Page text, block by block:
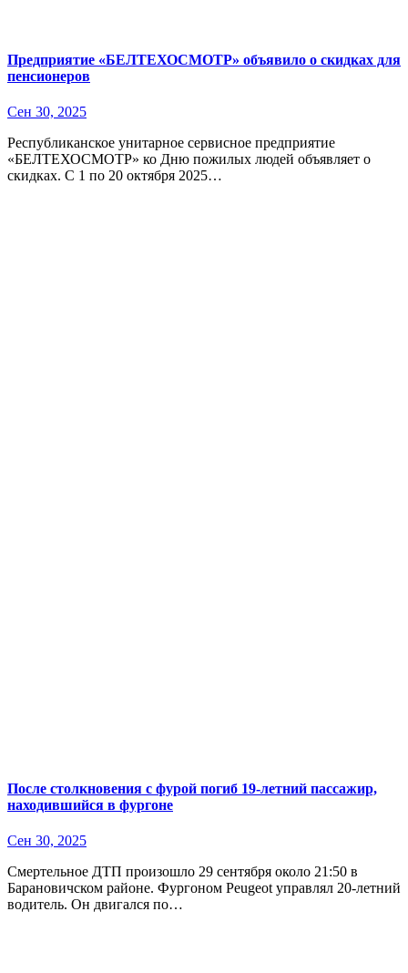
Предприятие «БЕЛТЕХОСМОТР» объявило о скидках для
пенсионеров
Сен 30, 2025
Республиканское унитарное сервисное предприятие
«БЕЛТЕХОСМОТР» ко Дню пожилых людей объявляет о
скидках. С 1 по 20 октября 2025…
После столкновения с фурой погиб 19-летний пассажир,
находившийся в фургоне
Сен 30, 2025
Смертельное ДТП произошло 29 сентября около 21:50 в
Барановичском районе. Фургоном Peugeot управлял 20-летний
водитель. Он двигался по…